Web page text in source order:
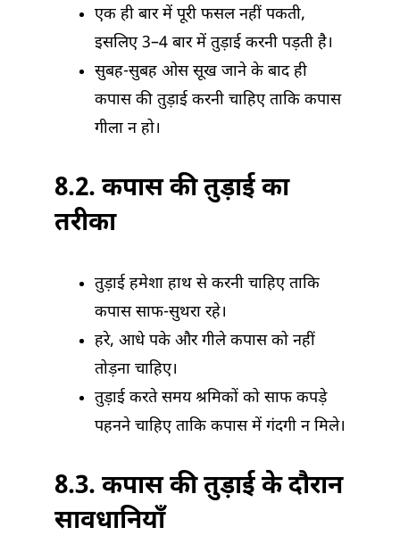
एक ही बार में पूरी फसल नहीं पकती,
इसलिए 3–4 बार में तुड़ाई करनी पड़ती है।
सुबह-सुबह ओस सूख जाने के बाद ही
कपास की तुड़ाई करनी चाहिए ताकि कपास
गीला न हो।
8.2. कपास की तुड़ाई का
तरीका
तुड़ाई हमेशा हाथ से करनी चाहिए ताकि
कपास साफ-सुथरा रहे।
हरे, आधे पके और गीले कपास को नहीं
तोड़ना चाहिए।
तुड़ाई करते समय श्रमिकों को साफ कपड़े
पहनने चाहिए ताकि कपास में गंदगी न मिले।
8.3. कपास की तुड़ाई के दौरान
सावधानियाँ